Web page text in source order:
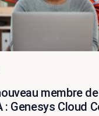
membre
: Genesys Cloud